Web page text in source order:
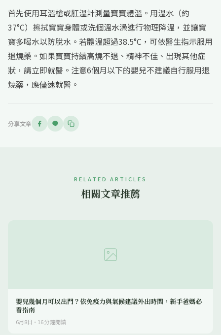
首先使用耳溫槍或肛溫計測量寶寶體溫。用溫水（約
37°C）擦拭寶寶身體或洗個溫水澡進行物理降溫，並讓寶
寶多喝水以防脫水。若體溫超過38.5°C，可依醫生指示服用
退燒藥。如果寶寶持續高燒不退、精神不佳、出現其他症
狀，請立即就醫。注意6個月以下的嬰兒不建議自行服用退
燒藥，應儘速就醫。
分享文章
RELATED ARTICLES
相關文章推薦
嬰兒幾個月可以出門？依免疫力與氣候建議外出時間，新手爸媽必
看指南
6月8日 · 16分鐘閱讀